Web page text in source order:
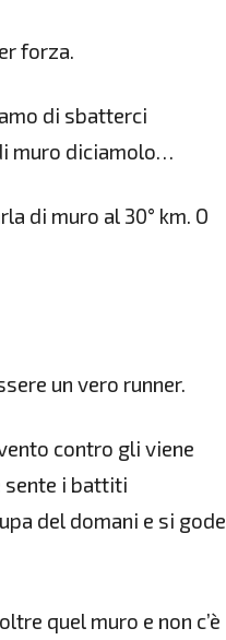
forza.
di sbatterci
muro diciamolo…
di muro al 30° km. O
un vero runner.
contro gli viene
sente i battiti
del domani e si gode
quel muro e non c’è